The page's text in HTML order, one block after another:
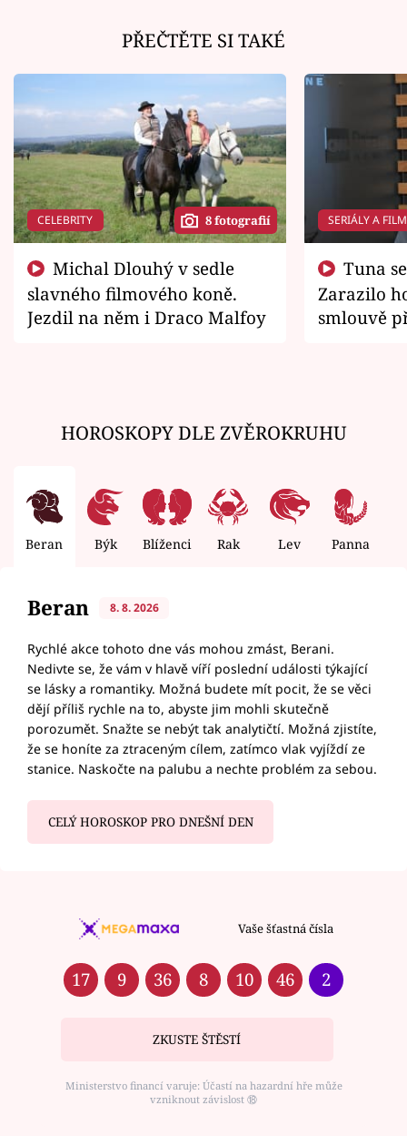
PŘEČTĚTE SI TAKÉ
CELEBRITY 8 fotografií
slavného filmového koně.
Jezdil na něm i Draco Malfoy
SERIÁLY A
Zarazilo
smlouvě
HOROSKOPY DLE ZVĚROKRUHU
Beran Býk Blíženci Rak Lev Panna
Beran 8. 8. 2026
Rychlé akce tohoto dne vás mohou zmást, Berani.
Nedivte se, že vám v hlavě víří poslední události týkající
se lásky a romantiky. Možná budete mít pocit, že se věci
dějí příliš rychle na to, abyste jim mohli skutečně
porozumět. Snažte se nebýt tak analytičtí. Možná zjistíte,
že se honíte za ztraceným cílem, zatímco vlak vyjíždí ze
stanice. Naskočte na palubu a nechte problém za sebou.
CELÝ HOROSKOP PRO DNEŠNÍ DEN
Vaše šťastná čísla
17 9 36 8 10 46 2
ZKUSTE ŠTĚSTÍ
Ministerstvo financí varuje: Účastí na hazardní hře může
vzniknout závislost ⑱